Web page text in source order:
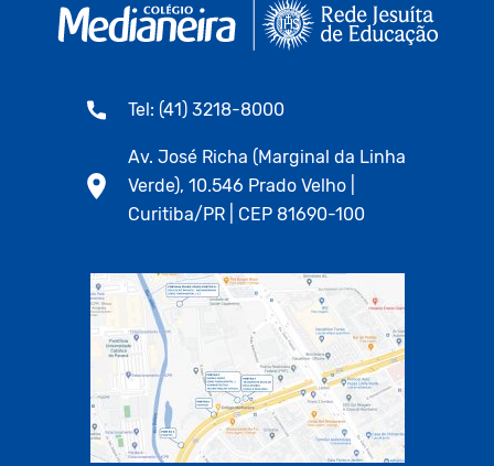
Tel: (41) 3218-8000
Av. José Richa (Marginal da Linha
Verde), 10.546 Prado Velho |
Curitiba/PR | CEP 81690-100